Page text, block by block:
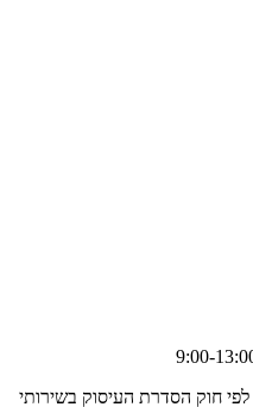
לפי חוק הסדרת העיסוק בשירותי